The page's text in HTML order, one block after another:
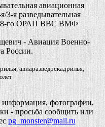
авиационная
я разведывательная
го ОРАП ВВС ВМФ
- Авиация Военно-
России.
авиаразведэскадрилья,
информация, фотографии,
- просьба сообщить или
pg_monster@mail.ru